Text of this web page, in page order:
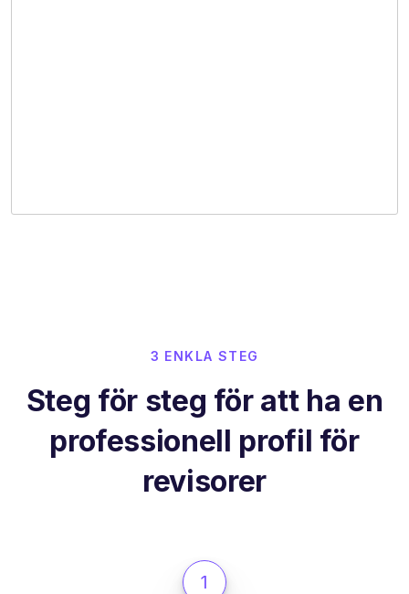
3 ENKLA STEG
Steg för steg för att ha en
professionell profil för
revisorer
1